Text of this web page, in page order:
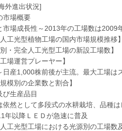
進出状況]
市場概要
成長性～2013年の工場数は2009
植物工場の国内市場規模推移】
人工光型工場の新設工場数】
営プレーヤー】
1,000株前後が主流。最大工場は
の企業数と割合】
生産品目
して多段式の水耕栽培、品種はレ
以降ＬＥＤが急速に普及
工場における光源別の工場数及